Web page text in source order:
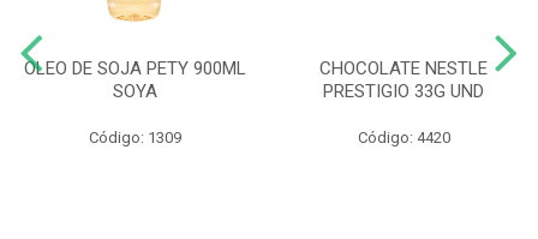
OLEO DE SOJA PETY 900ML
SOYA
Código: 1309
CHOCOLATE NESTLE
PRESTIGIO 33G UND
Código: 4420